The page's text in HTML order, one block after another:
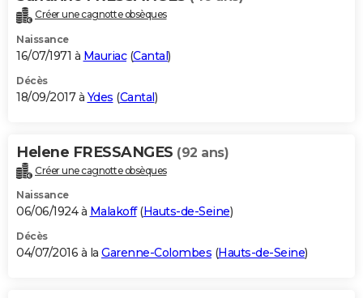
Créer une cagnotte obsèques
Naissance
16/07/1971 à Mauriac(Cantal)
Décès
18/09/2017 à Ydes (Cantal)
Helene FRESSANGES (92 ans)
Créer une cagnotte obsèques
Naissance
06/06/1924 à Malakoff(Hauts-de-Seine)
Décès
04/07/2016 à la Garenne-Colombes (Hauts-de-Seine)